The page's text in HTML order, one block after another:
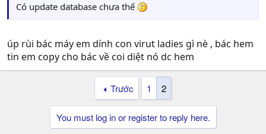
Có update database chưa thế
úp rùi bác máy em dính con virut ladies gì nè , bác hem
tin em copy cho bác về coi diệt nó dc hem
Trước 1 2
You must log in or register to reply here.